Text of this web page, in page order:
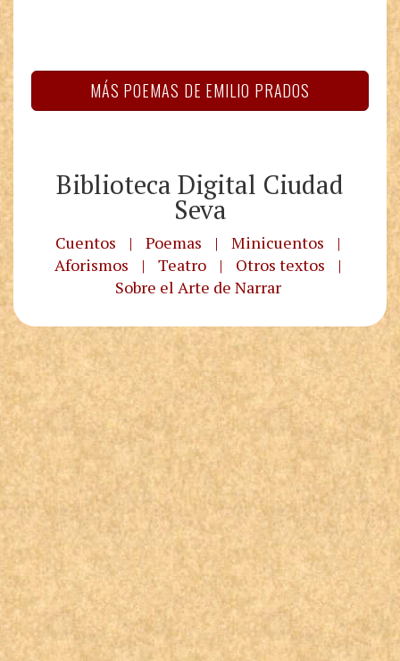
MÁS POEMAS DE EMILIO PRADOS
Biblioteca Digital Ciudad
Seva
Cuentos | Poemas | Minicuentos
|
Aforismos
| Teatro | Otros textos
|
Sobre el Arte de Narrar